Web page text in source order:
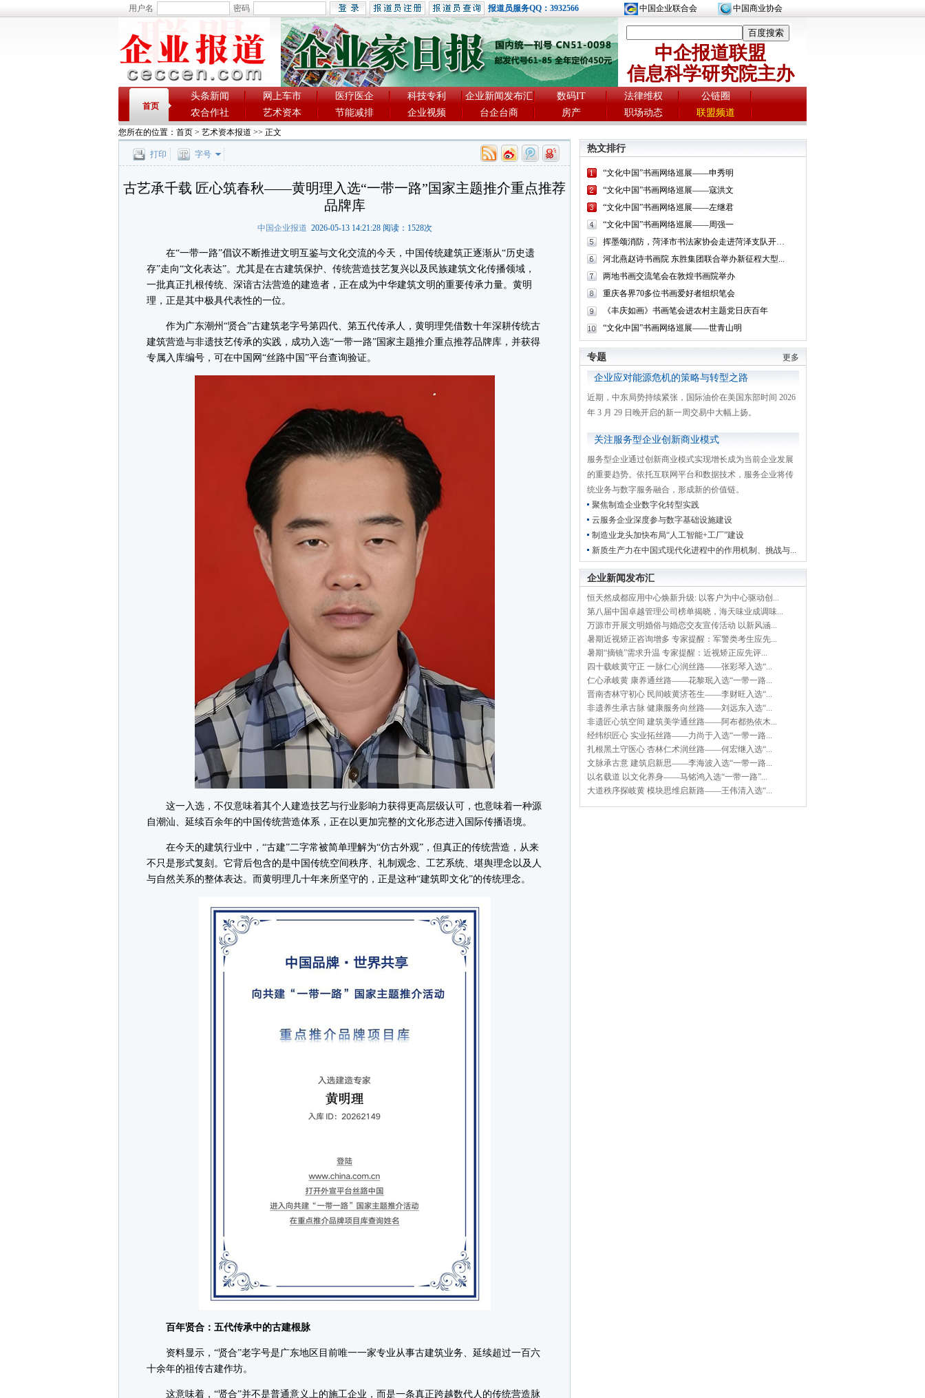
中国企业联合会 中国商业协会
用户名 密码 报道员服务QQ：3932566
中企报道联盟
信息科学研究院主办
首页
头条新闻 网上车市 医疗医企 科技专利 企业新闻发布汇 数码IT 法律维权
公链圈
农合作社
艺术资本 节能减排 企业视频 台企台商 房产 职场动态 联盟频道
您所在的位置： 首页 > 艺术资本报道 >> 正文
打印 字号
古艺承千载 匠心筑春秋——黄明理入选“一带一路”国家主题推介重点推荐
品牌库
中国企业报道 2026-05-13 14:21:28 阅读： 1528次
在“一带一路”倡议不断推进文明互鉴与文化交流的今天，中国传统建筑正逐渐从“历史遗
存”走向“文化表达”。尤其是在古建筑保护、传统营造技艺复兴以及民族建筑文化传播领域，
一批真正扎根传统、深谙古法营造的建造者，正在成为中华建筑文明的重要传承力量。黄明
理，正是其中极具代表性的一位。
作为广东潮州“贤合”古建筑老字号第四代、第五代传承人，黄明理凭借数十年深耕传统古
建筑营造与非遗技艺传承的实践，成功入选“一带一路”国家主题推介重点推荐品牌库，并获得
专属入库编号，可在中国网“丝路中国”平台查询验证。
这一入选，不仅意味着其个人建造技艺与行业影响力获得更高层级认可，也意味着一种源
自潮汕、延续百余年的中国传统营造体系，正在以更加完整的文化形态进入国际传播语境。
在今天的建筑行业中，“古建”二字常被简单理解为“仿古外观”，但真正的传统营造，从来
不只是形式复刻。它背后包含的是中国传统空间秩序、礼制观念、工艺系统、堪舆理念以及人
与自然关系的整体表达。而黄明理几十年来所坚守的，正是这种“建筑即文化”的传统理念。
百年贤合：五代传承中的古建根脉
资料显示，“贤合”老字号是广东地区目前唯一一家专业从事古建筑业务、延续超过一百六
十余年的祖传古建作坊。
这意味着，“贤合”并不是普通意义上的施工企业，而是一条真正跨越数代人的传统营造脉
热文排行
“文化中国”书画网络巡展——申秀明
“文化中国”书画网络巡展——寇洪文
“文化中国”书画网络巡展——左继君
“文化中国”书画网络巡展——周强一
挥墨颂消防，菏泽市书法家协会走进菏泽支队开展...
河北燕赵诗书画院 东胜集团联合举办新征程大型...
两地书画交流笔会在敦煌书画院举办
重庆各界70多位书画爱好者组织笔会
《丰庆如画》书画笔会进农村主题党日庆百年
“文化中国”书画网络巡展——世青山明
更多
专题
企业应对能源危机的策略与转型之路
近期，中东局势持续紧张，国际油价在美国东部时间 2026
年 3 月 29 日晚开启的新一周交易中大幅上扬。
关注服务型企业创新商业模式
服务型企业通过创新商业模式实现增长成为当前企业发展
的重要趋势。依托互联网平台和数据技术，服务企业将传
统业务与数字服务融合，形成新的价值链。
聚焦制造企业数字化转型实践
云服务企业深度参与数字基础设施建设
制造业龙头加快布局“人工智能+工厂”建设
新质生产力在中国式现代化进程中的作用机制、挑战与...
企业新闻发布汇
恒天然成都应用中心焕新升级: 以客户为中心驱动创...
第八届中国卓越管理公司榜单揭晓，海天味业成调味...
万源市开展文明婚俗与婚恋交友宣传活动 以新风涵...
暑期近视矫正咨询增多 专家提醒：军警类考生应先...
暑期“摘镜”需求升温 专家提醒：近视矫正应先评...
四十载岐黄守正 一脉仁心润丝路——张彩琴入选“...
仁心承岐黄 康养通丝路——花黎珉入选“一带一路...
晋南杏林守初心 民间岐黄济苍生——李财旺入选“...
非遗养生承古脉 健康服务向丝路——刘远东入选“...
非遗匠心筑空间 建筑美学通丝路——阿布都热依木...
经纬织匠心 实业拓丝路——力尚于入选“一带一路...
扎根黑土守医心 杏林仁术润丝路——何宏继入选“...
文脉承古意 建筑启新思——李海波入选“一带一路...
以名载道 以文化养身——马铭鸿入选“一带一路”...
大道秩序探岐黄 模块思维启新路——王伟清入选“...